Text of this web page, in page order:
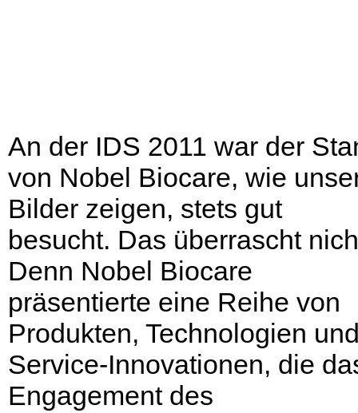
An der IDS 2011 war der
von Nobel Biocare, wie
Bilder zeigen, stets gut
besucht. Das überrascht
Denn Nobel Biocare
präsentierte eine Reihe von
Produkten, Technologien
Service-Innovationen, die
Engagement des